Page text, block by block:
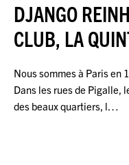
DJANGO
CLUB, LA
Nous sommes à Paris en
Dans les rues de Pigalle,
des beaux quartiers, l…